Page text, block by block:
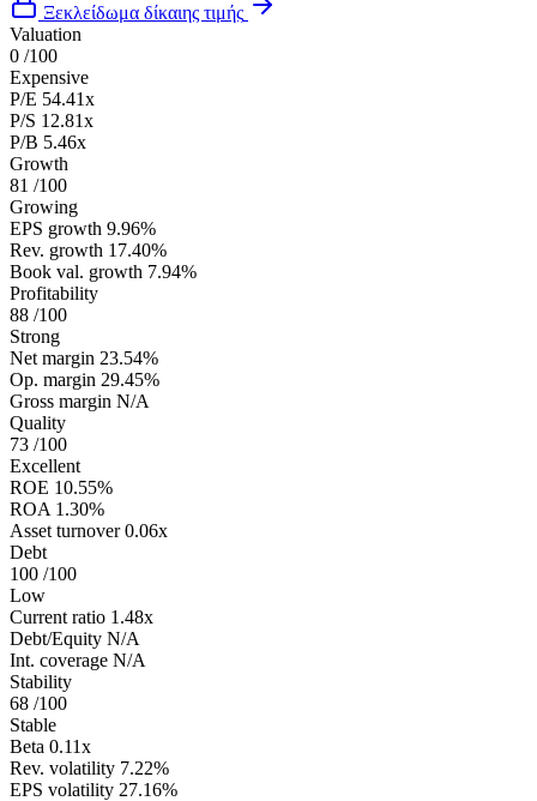
Ξεκλείδωμα δίκαιης τιμής
Valuation
0 /100
Expensive
P/E 54.41x
P/S 12.81x
P/B 5.46x
Growth
81 /100
Growing
EPS growth 9.96%
Rev. growth 17.40%
Book val. growth 7.94%
Profitability
88 /100
Strong
Net margin 23.54%
Op. margin 29.45%
Gross margin N/A
Quality
73 /100
Excellent
ROE 10.55%
ROA 1.30%
Asset turnover 0.06x
Debt
100 /100
Low
Current ratio 1.48x
Debt/Equity N/A
Int. coverage N/A
Stability
68 /100
Stable
Beta 0.11x
Rev. volatility 7.22%
EPS volatility 27.16%